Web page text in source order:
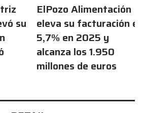
su
ElPozo Alimentación
eleva su facturación el
5,7% en 2025 y
alcanza los 1.950
millones de euros